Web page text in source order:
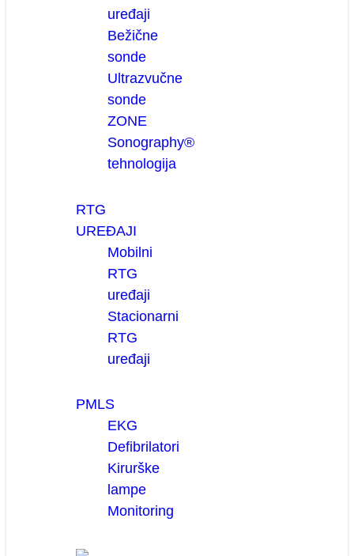
uređaji
Bežične
sonde
Ultrazvučne
sonde
ZONE
Sonography®
tehnologija
RTG
UREĐAJI
Mobilni
RTG
uređaji
Stacionarni
RTG
uređaji
PMLS
EKG
Defibrilatori
Kirurške
lampe
Monitoring